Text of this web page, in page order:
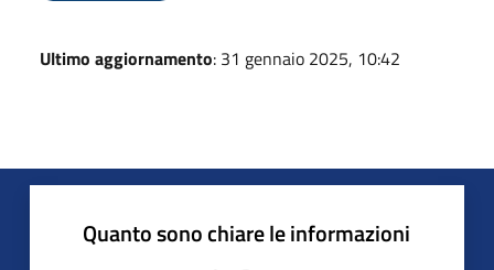
Ultimo aggiornamento: 31 gennaio 2025, 10:42
Quanto sono chiare le informazioni